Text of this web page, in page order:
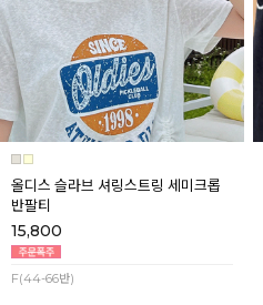
올디스 슬라브 셔링스트링 세미크롭
반팔티
15,800
F(44-66반)